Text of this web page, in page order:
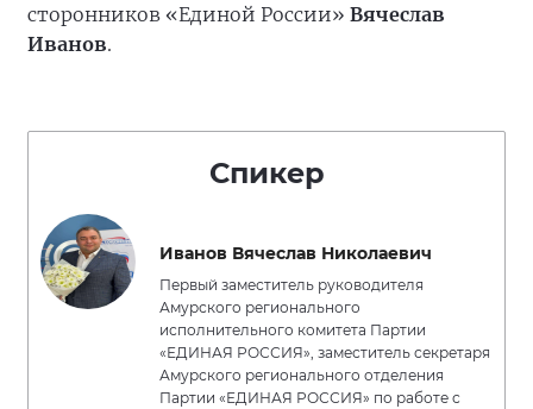
сторонников «Единой России» Вячеслав
Иванов.
Спикер
Иванов Вячеслав Николаевич
Первый заместитель руководителя
Амурского регионального
исполнительного комитета Партии
«ЕДИНАЯ РОССИЯ», заместитель секретаря
Амурского регионального отделения
Партии «ЕДИНАЯ РОССИЯ» по работе с